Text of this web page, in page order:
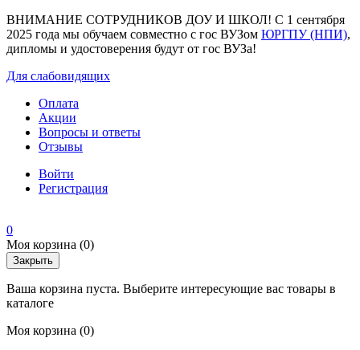
ВНИМАНИЕ СОТРУДНИКОВ ДОУ И ШКОЛ! С 1 сентября
2025 года мы обучаем совместно с гос ВУЗом ЮРГПУ (НПИ),
дипломы и удостоверения будут от гос ВУЗа!
Для слабовидящих
Оплата
Акции
Вопросы и ответы
Отзывы
Войти
Регистрация
0
Моя корзина (0)
Закрыть
Ваша корзина пуста. Выберите интересующие вас товары в
каталоге
Моя корзина (0)